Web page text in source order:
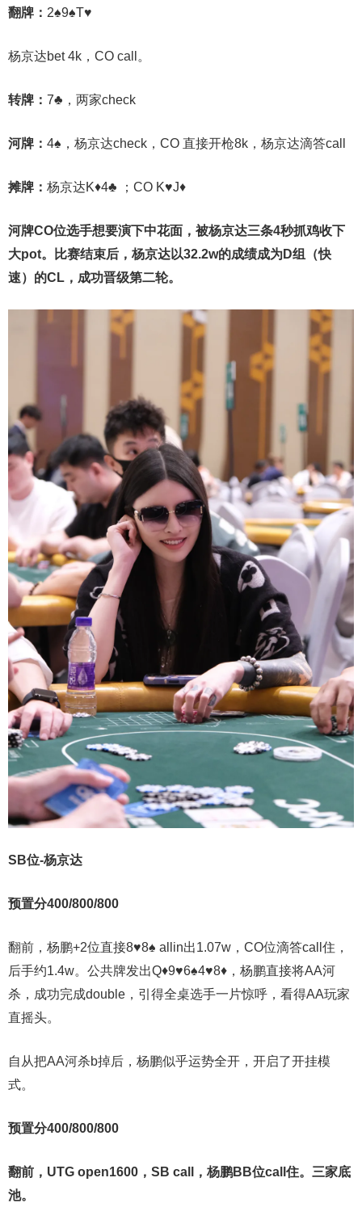
翻牌： 2♠9♠T♥
杨京达bet 4k，CO call。
转牌： 7♣，两家check
河牌： 4♠，杨京达check，CO 直接开枪8k，杨京达滴答call
摊牌： 杨京达K♦4♣ ；CO K♥J♦
河牌CO位选手想要演下中花面，被杨京达三条4秒抓鸡收下
大pot。比赛结束后，杨京达以32.2w的成绩成为D组（快
速）的CL，成功晋级第二轮。
SB位-杨京达
预置分400/800/800
翻前，杨鹏+2位直接8♥8♠ allin出1.07w，CO位滴答call住，
后手约1.4w。公共牌发出Q♦9♥6♠4♥8♦，杨鹏直接将AA河
杀，成功完成double，引得全桌选手一片惊呼，看得AA玩家
直摇头。
自从把AA河杀b掉后，杨鹏似乎运势全开，开启了开挂模
式。
预置分400/800/800
翻前，UTG open1600，SB call，杨鹏BB位call住。三家底
池。